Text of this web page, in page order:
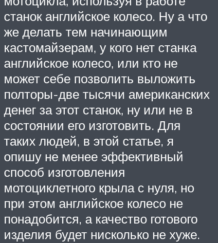
станок английское колесо. Ну а что
же делать тем начинающим
кастомайзерам, у кого нет станка
английское колесо, или кто не
может себе позволить выложить
полторы-две тысячи американских
денег за этот станок, ну или не в
состоянии его изготовить. Для
таких людей, в этой статье, я
опишу не менее эффективный
способ изготовления
мотоциклетного крыла с нуля, но
при этом английское колесо не
понадобится, а качество готового
изделия будет нисколько не хуже.